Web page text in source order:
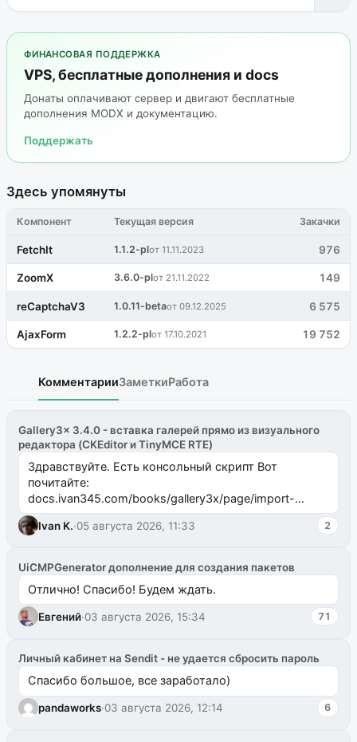
ФИНАНСОВАЯ ПОДДЕРЖКА
VPS, бесплатные дополнения и docs
Донаты оплачивают сервер и двигают бесплатные
дополнения MODX и документацию.
Поддержать
Здесь упомянуты
Компонент Текущая версия Закачки
FetchIt 1.1.2-plот 11.11.2023 976
ZoomX 3.6.0-plот 21.11.2022 149
reCaptchaV3 1.0.11-betaот 09.12.2025 6 575
AjaxForm 1.2.2-plот 17.10.2021 19 752
КомментарииЗаметкиРабота
Gallery3x 3.4.0 - вставка галерей прямо из визуального
редактора (CKEditor и TinyMCE RTE)
Здравствуйте. Есть консольный скрипт Вот
почитайте:
docs.ivan345.com/books/gallery3x/page/import-
ms2galleryphp
Ivan K.·05 августа 2026, 11:33 2
UiCMPGenerator дополнение для создания пакетов
Отлично! Спасибо! Будем ждать.
Евгений·03 августа 2026, 15:34 71
Личный кабинет на Sendit - не удается сбросить пароль
Спасибо большое, все заработало)
pandaworks·03 августа 2026, 12:14 6